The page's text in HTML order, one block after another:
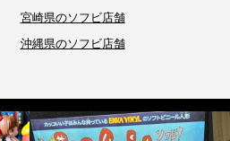
宮崎県のソフビ店舗
沖縄県のソフビ店舗